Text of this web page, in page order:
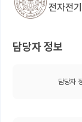
전자전
담당자 정보
담당자